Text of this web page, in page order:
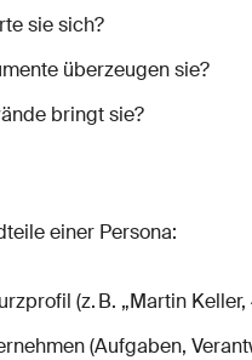
sie sich?
überzeugen sie?
bringt sie?
einer Persona:
(z. B. „Martin Keller,
(Aufgaben,